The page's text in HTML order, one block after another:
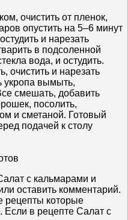
очистить от пленок,
опустить на 5–6 минут
и нарезать
в подсоленной
вода, и остудить.
очистить и нарезать
укропа вымыть,
смешать, добавить
посолить,
и сметаной. Готовый
подачей к столу
с кальмарами и
оставить комментарий.
рецепты которые
Если в рецепте Салат с